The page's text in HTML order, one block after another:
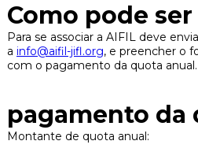
Como pode
Para se associar a AIFIL deve
a info@aifil-jifl.org, e preencher o
com o pagamento da quota anual.
pagamento da
Montante de quota anual: